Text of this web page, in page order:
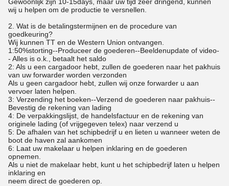
Gewoonlijk zijn 10-15days, maar uw tijd zeer dringend, kunnen
wij u helpen om de productie te versnellen.
2. Wat is de betalingstermijnen en de procedure van
goedkeuring?
Wij kunnen TT en de Western Union ontvangen.
1:50%storting--Produceer de goederen--Beeldenupdate of video-
- Alles is o.k., betaalt het saldo
2: Als u een cargadoor hebt, zullen de goederen naar het pakhuis
van uw forwarder worden verzonden
Als u geen cargadoor hebt, zullen wij onze forwarder u aan
vervoer laten helpen.
3: Verzending het boeken--Verzend de goederen naar pakhuis--
Bevestig de rekening van lading
4: De verpakkingslijst, de handelsfactuur en de rekening van
originele lading (of vrijgegeven telex) naar verzend u
5: De afhalen van het schipbedrijf u en lieten u wanneer weten de
boot de haven zal aankomen
6: Laat uw makelaar u helpen inklaring en de goederen
opnemen.
Als u niet de makelaar hebt, kunt u het schipbedrijf laten u helpen
inklaring en
neem direct de goederen op.